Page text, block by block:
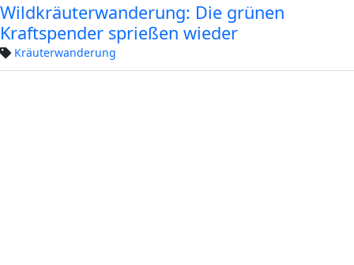
Wildkräuterwanderung: Die grünen
Kraftspender sprießen wieder
Kräuterwanderung